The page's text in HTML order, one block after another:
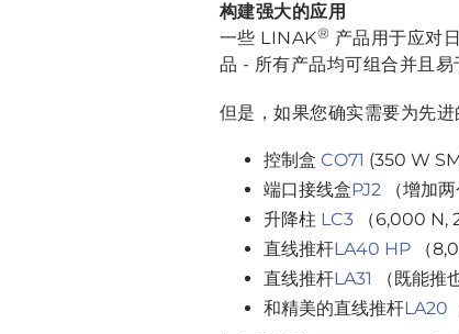
构建强大的应用
一些 LINAK® 产品用于应对
品 - 所有产品均可组合并且易
但是，如果您确实需要为先
控制盒 CO71 (350 W
端口接线盒PJ2
（增加
升降柱 LC3
（6,000 N,
直线推杆LA40 HP
（
直线推杆LA31
（既能推
和精美的直线推杆LA20